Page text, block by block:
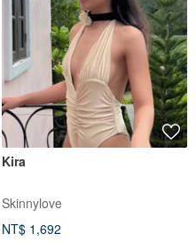
Kira
Skinnylove
NT$ 1,692